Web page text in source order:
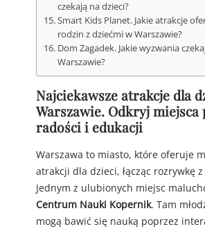
czekają na dzieci?
Smart Kids Planet. Jakie atrakcje
rodzin z dziećmi w Warszawie?
Dom Zagadek. Jakie wyzwania
Warszawie?
Najciekawsze atrakcje dla
Warszawie. Odkryj miejsca
radości i edukacji
Warszawa to miasto, które oferuje
atrakcji dla dzieci, łącząc rozrywkę
Jednym z ulubionych miejsc
Centrum Nauki Kopernik. Tam
mogą bawić się nauką poprzez